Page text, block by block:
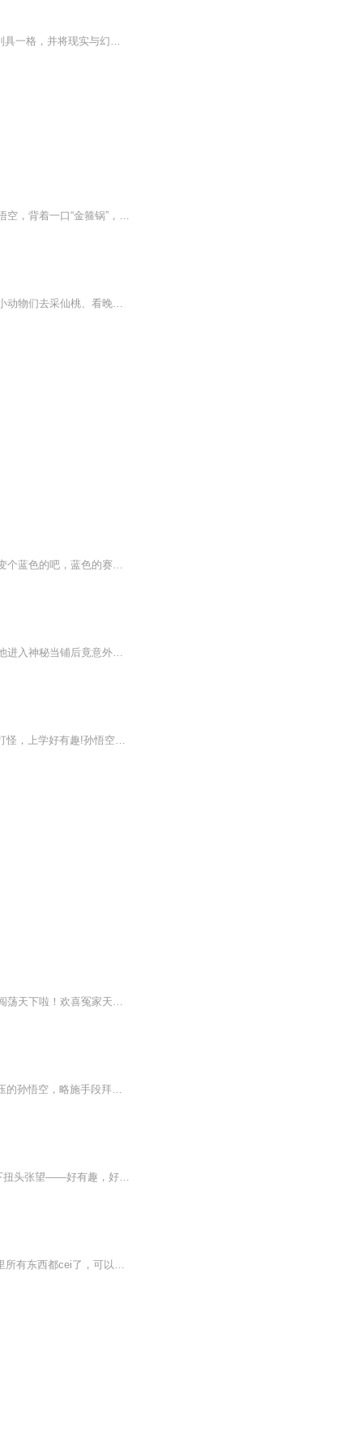
以“书包里的孙悟空”作为小说的文本基础，使得情节新鲜别致，文字逗趣活泼，想象力别具一格，并将现实与幻想融合在一起，把呵护孩子们的天性当成了努力的方向。 ...
每日更新，爆笑不停！孙悟空不闹天宫了——他开饭店了！从花果山小破村出来的愣头青孙悟空，背着一口“金箍锅”，翻山越岭来到城里。他拜师菩提厨师学校，学了一身颠锅炒菜的本事，被猎头太白金星挖进了全城最大的“天庭大饭店”。结果呢？说好的“上灶炒...
小同学们，想和孙悟空一起逛乡村吗？在这里，齐天大圣会从故事书里跳出来，带着村里的小动物们去采仙桃、看晚霞！卓越的回族儿童文学作家郭风爷爷，用神奇的文笔让花朵会说话、溪水会唱歌、动物会淘气。主播“清菊有声”也是资深语言文学工作者，会用清朗...
重生到龙珠世界成为孙悟空，我表示压力很大！弗利萨，听说你很怕金色的赛亚人？要不我变个蓝色的吧，蓝色的赛亚人你怕不怕？话说沙鲁，你不是能无限再生的么？我不就砍了你九百九十九条胳膊么，快再生一条让我凑个整呗！贝吉塔呦，我真不知道特兰克斯的发型为什么这么像我，你不信隔壁老王，还能不信我隔壁老孙么？变成赛亚人后，脾气真的是越来越暴躁了，发起狠来，元气弹都往自己头上砸...
穷小子何以琛因彩礼被女友抛弃，回家又遇母亲昏倒。医院急需三十万手术费，走投无路的他进入神秘当铺后竟意外穿书。还成了大名鼎鼎的孙悟空的师弟，在书中世界，他能否靠着孙悟空摆脱困境，逆袭人生，救回母亲，续写属于自己的传奇？
《孙悟空趣上学》！奇幻童话版《米小圈上学记》!有趣有料!幽默搞笑!我是孙悟空，读书又打怪，上学好有趣!孙悟空上小学三年级啦!他和同学猪八戒、小白龙、沙悟净、牛魔王、如意真仙、哪吒、二郎神、铁扇公主、嫦娥，以及语文老师唐三藏、体育老师菩提祖师、...
一个是心性灵清，形容俊美的美猴王。一个是清美灵幻，无垢无尘的阆苑仙葩。成知己并肩闯荡天下啦！欢喜冤家天作之合古典名著异想天开一句话简介：在我庇佑下，带你游遍三川五岳。立意：不管多困难，都存在希望，生活会越来越好！
简介: ： 主角死亡，意外穿越到异界平凡少年身上，于乡村后山竟发现了传说中被五指山镇压的孙悟空，略施手段拜得孙悟空为师，从此霍乱天下
“孙悟空在我们村里！”就像一声溢满换了和惊讶的呼喊在人群中扩散开来，惹的大家唰的一下扭头张望——好有趣，好令人期待的书啊！孙悟空怎么来我们村里了？不会是穿越剧吧？或者是根据《西游记》重新创编通话了吧？还有，这目录真是吸引人——《花的沐浴...
能相信吗？这孩子从1岁开始喜欢西游记的故事，喜欢孙悟空。 小时候各种金箍棒可以把家里所有东西都cei了，可以轮着棒子打每个家庭成员 爷爷给他做了纸的金箍棒有数十个 泡沫的，桃木的，塑料的 其中最最喜欢的是孙悟空大闹天宫的章节 钱儿爸的超级西游记目...